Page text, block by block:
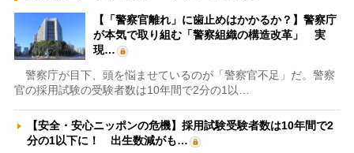
【「警察官離れ」に歯止めはかかるか？】警察庁
が本気で取り組む「警察組織の構造改革」 実
現…
警察庁が目下、頭を悩ませているのが「警察官不足」だ。警察
官の採用試験の受験者数は10年間で2分の1以…
【安全・安心ニッポンの危機】採用試験受験者数は10年間で2
分の1以下に！ 出生数減がも…